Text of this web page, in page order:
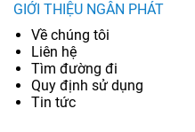
GIỚI THIỆU NGÂN PHÁT
Về chúng tôi
Liên hệ
Tìm đường đi
Quy định sử dụng
Tin tức